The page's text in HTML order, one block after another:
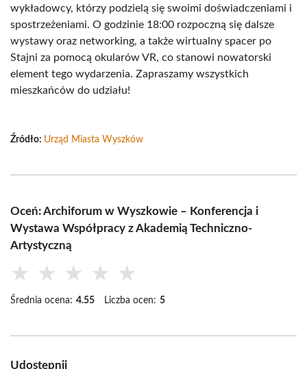
wykładowcy, którzy podzielą się swoimi doświadczeniami i
spostrzeżeniami. O godzinie 18:00 rozpoczną się dalsze
wystawy oraz networking, a także wirtualny spacer po
Stajni za pomocą okularów VR, co stanowi nowatorski
element tego wydarzenia. Zapraszamy wszystkich
mieszkańców do udziału!
Źródło: Urząd Miasta Wyszków
Oceń: Archiforum w Wyszkowie – Konferencja i
Wystawa Współpracy z Akademią Techniczno-
Artystyczną
★ ★ ★ ★ ★
Średnia ocena: 4.55 Liczba ocen: 5
Udostępnij